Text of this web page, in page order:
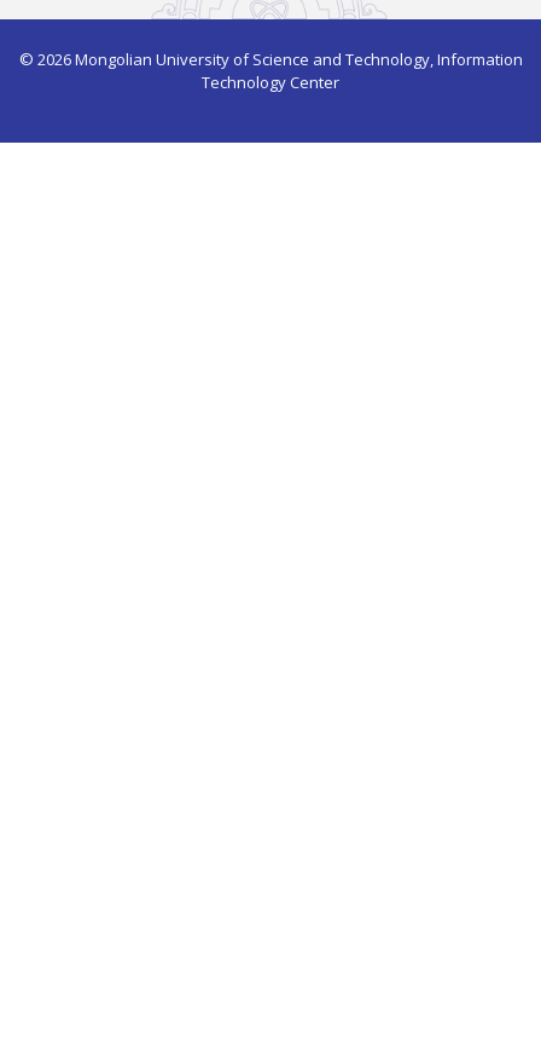
© 2026 Mongolian University of Science and Technology, Information
Technology Center